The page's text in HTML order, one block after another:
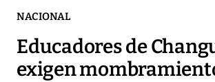
NACIONAL
Educadores de
exigen